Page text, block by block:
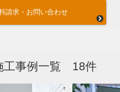
請求・お問い合わせ
事例一覧 18件